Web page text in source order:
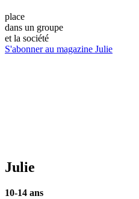
place
dans un groupe
et la société
S'abonner au magazine Julie
Julie
10-14 ans